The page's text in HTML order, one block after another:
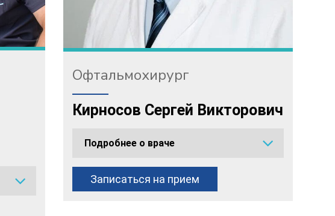
Офтальмохирург
Кирносов Сергей Викторович
Подробнее о враче
Записаться на прием